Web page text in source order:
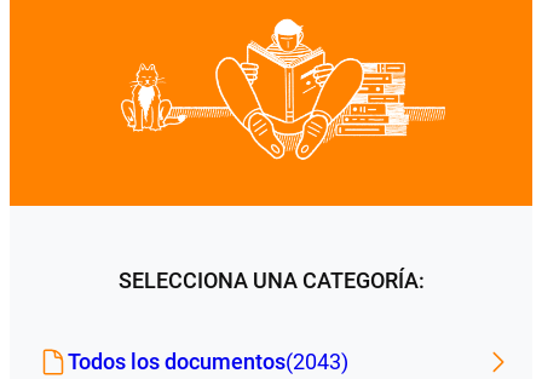
SELECCIONA UNA CATEGORÍA:
Todos los documentos(2043)